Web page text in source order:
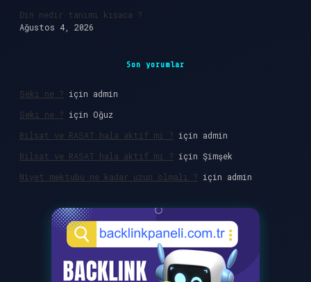
Din nedir tanımı kısaca ?
Ağustos 4, 2026
Son yorumlar
Seki ne ? için admin
Seki ne ? için Oğuz
Bilsat ve RASAT hala aktif mi ? için admin
Bilsat ve RASAT hala aktif mi ? için Şimşek
Niyet mektubu ne kadar uzun olmalı ? için admin